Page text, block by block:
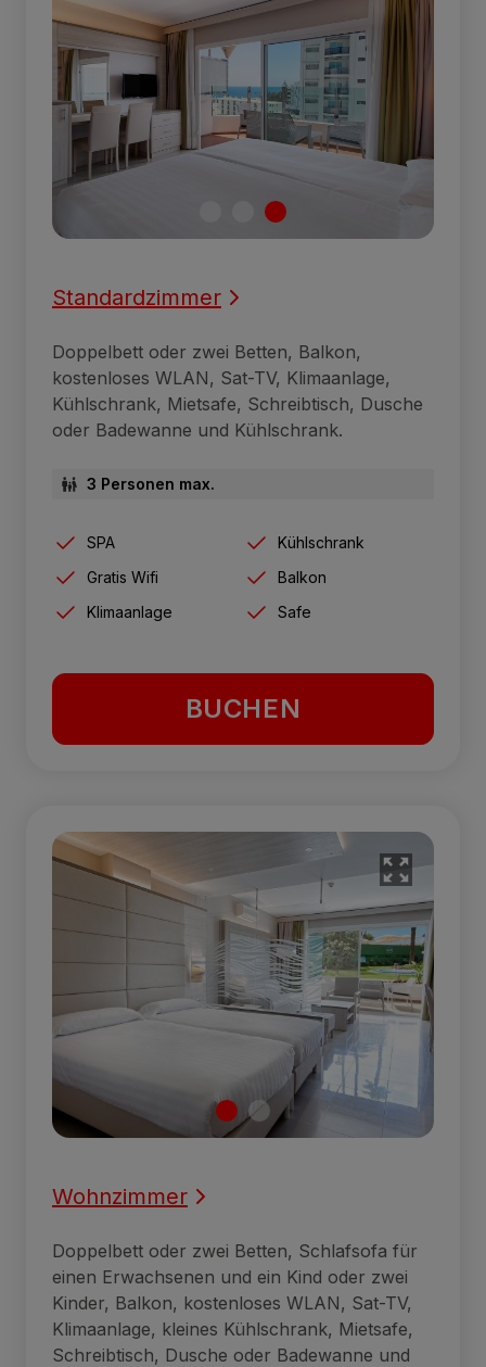
Standardzimmer
Doppelbett oder zwei Betten, Balkon,
kostenloses WLAN, Sat-TV, Klimaanlage,
Kühlschrank, Mietsafe, Schreibtisch, Dusche
oder Badewanne und Kühlschrank.
3 Personen max.
SPA
Kühlschrank
Gratis Wifi
Balkon
Klimaanlage
Safe
BUCHEN
Wohnzimmer
Doppelbett oder zwei Betten, Schlafsofa für
einen Erwachsenen und ein Kind oder zwei
Kinder, Balkon, kostenloses WLAN, Sat-TV,
Klimaanlage, kleines Kühlschrank, Mietsafe,
Schreibtisch, Dusche oder Badewanne und